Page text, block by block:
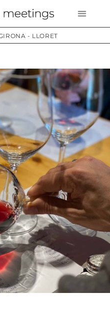
- LLORET